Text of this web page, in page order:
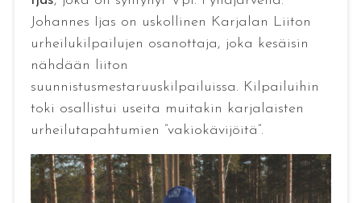
Johannes Ijas on uskollinen Karjalan Liiton
urheilukilpailujen osanottaja, joka kesäisin
nähdään liiton
suunnistusmestaruuskilpailuissa. Kilpailuihin
toki osallistui useita muitakin karjalaisten
urheilutapahtumien ”vakiokävijöitä”.